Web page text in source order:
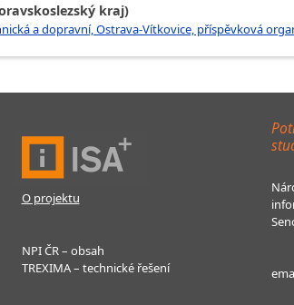
kraj)
a dopravní, Ostrava-Vítkovice, příspěvková
O projektu
NPI ČR – obsah
TREXIMA – technické řešení